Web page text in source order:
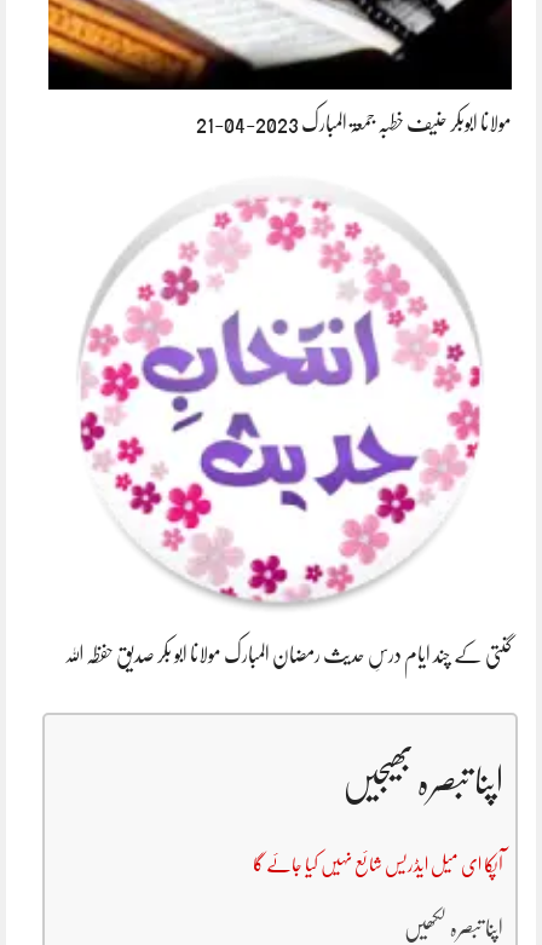
مولانا ابوبکر حنیف خطبہ جمعۃ المبارک 2023-04-21
گنتی کے چند ایام درسِ حدیث رمضان المبارک مولانا ابو بکر صدیق حفظہ اللہ
اپنا تبصرہ بھیجیں
آپکا ای میل ایڈریس شائع نہیں کیا جائے گا
اپنا تبصرہ لکھیں